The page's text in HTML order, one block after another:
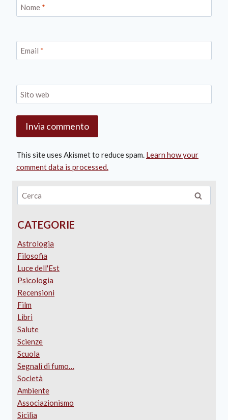
Nome *
Email *
Sito web
This site uses Akismet to reduce spam. Learn how your
comment data is processed.
CATEGORIE
Astrologia
Filosofia
Luce dell'Est
Psicologia
Recensioni
Film
Libri
Salute
Scienze
Scuola
Segnali di fumo…
Società
Ambiente
Associazionismo
Sicilia